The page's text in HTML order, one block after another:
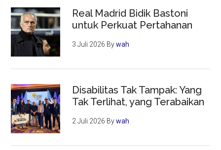
Real Madrid Bidik Bastoni
untuk Perkuat Pertahanan
3 Juli 2026 Bywah
Disabilitas Tak Tampak: Yang
Tak Terlihat, yang Terabaikan
2 Juli 2026 Bywah